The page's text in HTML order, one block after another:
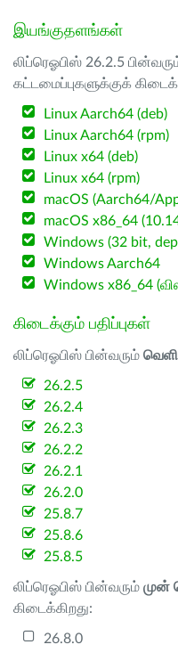
இயங்குதளங்கள்
லிப்ரெஓபிஸ் 26.2.5
கட்டமைப்புகளுக்குக்
Linux Aarch64 (deb)
Linux Aarch64 (rpm)
Linux x64 (deb)
Linux x64 (rpm)
macOS (Aarch64/
macOS x86_64
Windows (32 bit,
Windows Aarch64
Windows x86_64
கிடைக்கும் பதிப்புகள்
லிப்ரெஓபிஸ் பின்வரும்
26.2.5
26.2.4
26.2.3
26.2.2
26.2.1
26.2.0
25.8.7
25.8.6
25.8.5
லிப்ரெஓபிஸ் பின்வரும் முன்
கிடைக்கிறது:
26.8.0